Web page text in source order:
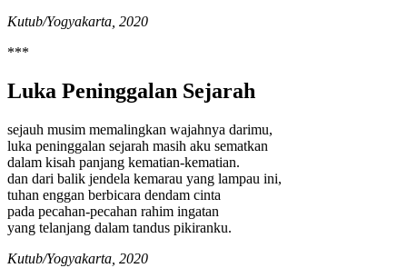
Kutub/Yogyakarta, 2020
***
Luka Peninggalan Sejarah
sejauh musim memalingkan wajahnya darimu,
luka peninggalan sejarah masih aku sematkan
dalam kisah panjang kematian-kematian.
dan dari balik jendela kemarau yang lampau ini,
tuhan enggan berbicara dendam cinta
pada pecahan-pecahan rahim ingatan
yang telanjang dalam tandus pikiranku.
Kutub/Yogyakarta, 2020